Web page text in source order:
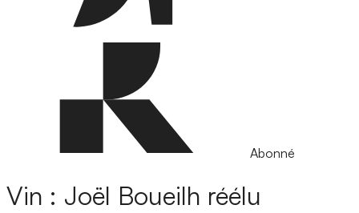
Abonné
Vin : Joël Boueilh réélu